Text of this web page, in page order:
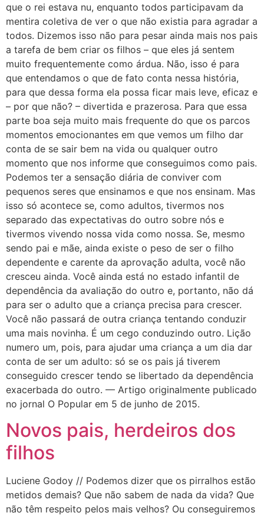
que o rei estava nu, enquanto todos participavam da
mentira coletiva de ver o que não existia para agradar a
todos. Dizemos isso não para pesar ainda mais nos pais
a tarefa de bem criar os filhos – que eles já sentem
muito frequentemente como árdua. Não, isso é para
que entendamos o que de fato conta nessa história,
para que dessa forma ela possa ficar mais leve, eficaz e
– por que não? – divertida e prazerosa. Para que essa
parte boa seja muito mais frequente do que os parcos
momentos emocionantes em que vemos um filho dar
conta de se sair bem na vida ou qualquer outro
momento que nos informe que conseguimos como pais.
Podemos ter a sensação diária de conviver com
pequenos seres que ensinamos e que nos ensinam. Mas
isso só acontece se, como adultos, tivermos nos
separado das expectativas do outro sobre nós e
tivermos vivendo nossa vida como nossa. Se, mesmo
sendo pai e mãe, ainda existe o peso de ser o filho
dependente e carente da aprovação adulta, você não
cresceu ainda. Você ainda está no estado infantil de
dependência da avaliação do outro e, portanto, não dá
para ser o adulto que a criança precisa para crescer.
Você não passará de outra criança tentando conduzir
uma mais novinha. É um cego conduzindo outro. Lição
numero um, pois, para ajudar uma criança a um dia dar
conta de ser um adulto: só se os pais já tiverem
conseguido crescer tendo se libertado da dependência
exacerbada do outro. — Artigo originalmente publicado
no jornal O Popular em 5 de junho de 2015.
Novos pais, herdeiros dos
filhos
Luciene Godoy // Podemos dizer que os pirralhos estão
metidos demais? Que não sabem de nada da vida? Que
não têm respeito pelos mais velhos? Ou conseguiremos